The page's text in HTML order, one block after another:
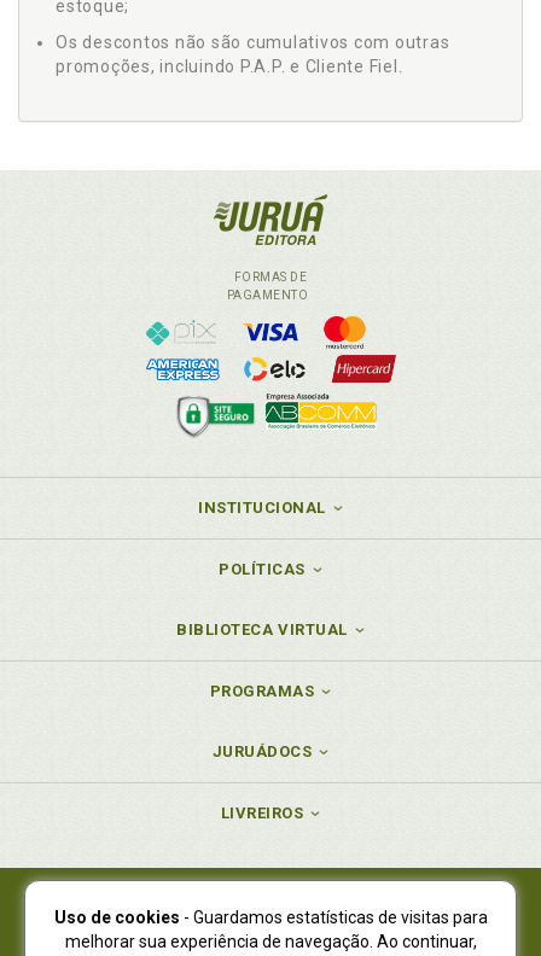
estoque;
Os descontos não são cumulativos com outras
promoções, incluindo P.A.P. e Cliente Fiel.
FORMAS DE
PAGAMENTO
INSTITUCIONAL
POLÍTICAS
BIBLIOTECA VIRTUAL
PROGRAMAS
JURUÁDOCS
LIVREIROS
Juruá Editora Ltda., CNPJ 77.535.508/0001-19
Juruá Informática Ltda., CNPJ 01.701.561/0001-80
Uso de cookies - Guardamos estatísticas de visitas para
melhorar sua experiência de navegação. Ao continuar,